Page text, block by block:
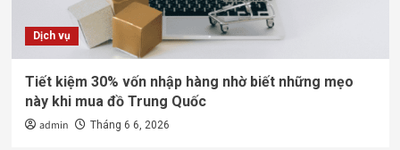
Dịch vụ
Tiết kiệm 30% vốn nhập hàng nhờ biết những mẹo
này khi mua đồ Trung Quốc
admin Tháng 6 6, 2026